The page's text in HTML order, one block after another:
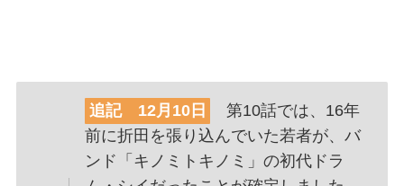
追記 12月10日
第10話では、16年
前に折田を張り込んでいた若者が、バ
ンド「キノミトキノミ」の初代ドラ